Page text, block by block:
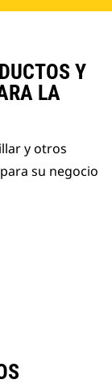
Y
LA
y otros
su negocio